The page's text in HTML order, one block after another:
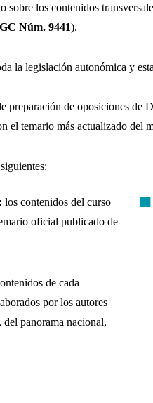
sobre los contenidos
Núm. 9441).
la legislación autonómica y
preparación de oposiciones de
el temario más actualizado del
los contenidos del curso
oficial publicado de
de cada
por los autores
del panorama nacional,